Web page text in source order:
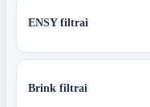
ENSY filtrai
Brink filtrai